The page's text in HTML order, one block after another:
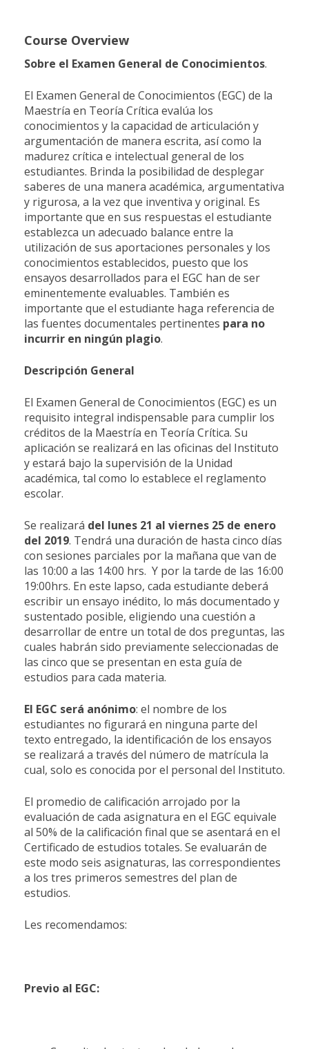
Course Overview
Sobre el Examen General de Conocimientos.
El Examen General de Conocimientos (EGC) de la
Maestría en Teoría Crítica evalúa los
conocimientos y la capacidad de articulación y
argumentación de manera escrita, así como la
madurez crítica e intelectual general de los
estudiantes. Brinda la posibilidad de desplegar
saberes de una manera académica, argumentativa
y rigurosa, a la vez que inventiva y original. Es
importante que en sus respuestas el estudiante
establezca un adecuado balance entre la
utilización de sus aportaciones personales y los
conocimientos establecidos, puesto que los
ensayos desarrollados para el EGC han de ser
eminentemente evaluables. También es
importante que el estudiante haga referencia de
las fuentes documentales pertinentes para no
incurrir en ningún plagio.
Descripción General
El Examen General de Conocimientos (EGC) es un
requisito integral indispensable para cumplir los
créditos de la Maestría en Teoría Crítica. Su
aplicación se realizará en las oficinas del Instituto
y estará bajo la supervisión de la Unidad
académica, tal como lo establece el reglamento
escolar.
Se realizará del lunes 21 al viernes 25 de enero
del 2019. Tendrá una duración de hasta cinco días
con sesiones parciales por la mañana que van de
las 10:00 a las 14:00 hrs. Y por la tarde de las 16:00
19:00hrs. En este lapso, cada estudiante deberá
escribir un ensayo inédito, lo más documentado y
sustentado posible, eligiendo una cuestión a
desarrollar de entre un total de dos preguntas, las
cuales habrán sido previamente seleccionadas de
las cinco que se presentan en esta guía de
estudios para cada materia.
El EGC será anónimo: el nombre de los
estudiantes no figurará en ninguna parte del
texto entregado, la identificación de los ensayos
se realizará a través del número de matrícula la
cual, solo es conocida por el personal del Instituto.
El promedio de calificación arrojado por la
evaluación de cada asignatura en el EGC equivale
al 50% de la calificación final que se asentará en el
Certificado de estudios totales. Se evaluarán de
este modo seis asignaturas, las correspondientes
a los tres primeros semestres del plan de
estudios.
Les recomendamos:
Previo al EGC: